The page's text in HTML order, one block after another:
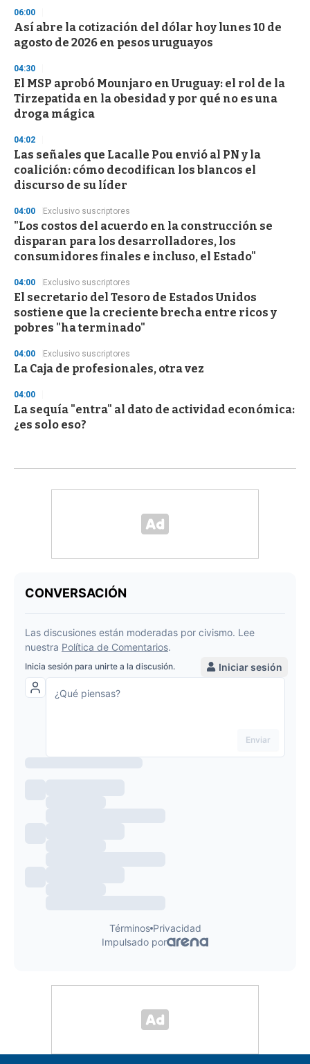
3
s
c
n
d
s
06:00
Así abre la cotización del dólar hoy lunes 10 de
agosto de 2026 en pesos uruguayos
04:30
El MSP aprobó Mounjaro en Uruguay: el rol de la
Tirzepatida en la obesidad y por qué no es una
droga mágica
04:02
Las señales que Lacalle Pou envió al PN y la
coalición: cómo decodifican los blancos el
discurso de su líder
04:00 Exclusivo suscriptores
"Los costos del acuerdo en la construcción se
disparan para los desarrolladores, los
consumidores finales e incluso, el Estado"
04:00 Exclusivo suscriptores
El secretario del Tesoro de Estados Unidos
sostiene que la creciente brecha entre ricos y
pobres "ha terminado"
04:00 Exclusivo suscriptores
La Caja de profesionales, otra vez
04:00
La sequía "entra" al dato de actividad económica:
¿es solo eso?